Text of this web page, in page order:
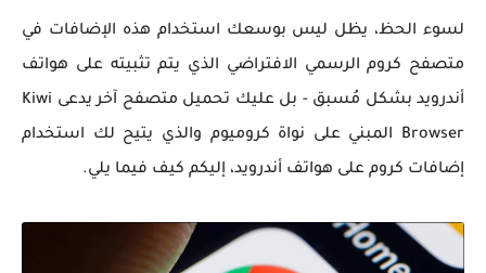
لسوء الحظ، يظل ليس بوسعك استخدام هذه الإضافات في
متصفح كروم الرسمي الافتراضي الذي يتم تثبيته على هواتف
أندرويد بشكل مُسبق - بل عليك تحميل متصفح آخر يدعى Kiwi
Browser المبني على نواة كروميوم والذي يتيح لك استخدام
إضافات كروم على هواتف أندرويد، إليكم كيف فيما يلي.